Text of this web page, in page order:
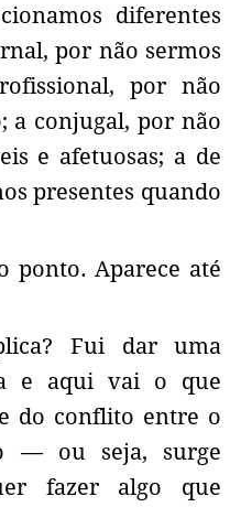
diferentes
por não sermos
por não
a conjugal, por não
e afetuosas; a de
presentes quando
ponto. Aparece até
Fui dar uma
e aqui vai o que
do conflito entre o
— ou seja, surge
fazer algo que